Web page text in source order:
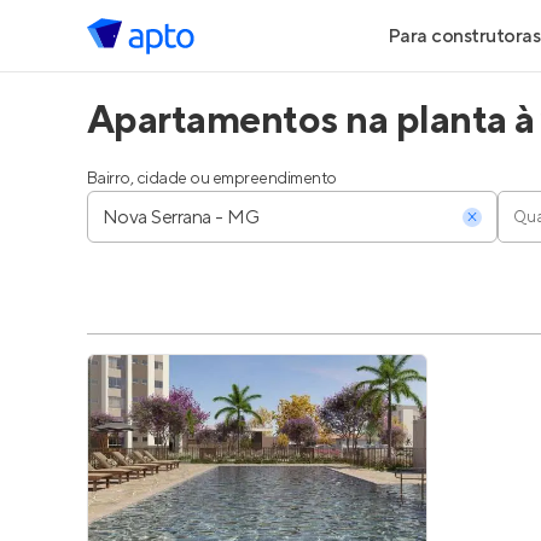
Para construtoras
Geração de
Geração de
Parcerias
Anunciar
Entrar no
Apartamentos na planta
Bairro, cidade ou empreendimento